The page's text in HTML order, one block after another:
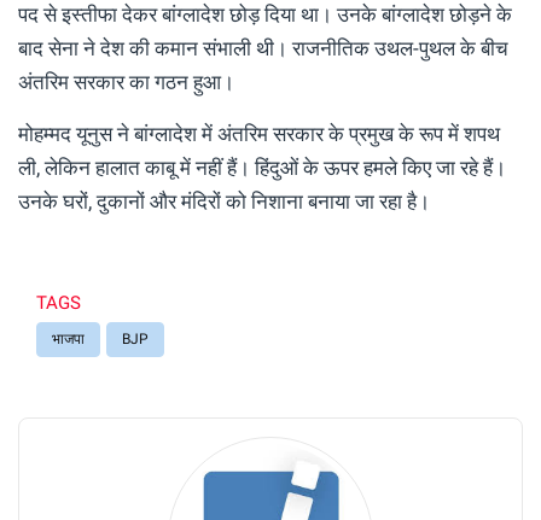
पद से इस्तीफा देकर बांग्लादेश छोड़ दिया था। उनके बांग्लादेश छोड़ने के
बाद सेना ने देश की कमान संभाली थी। राजनीतिक उथल-पुथल के बीच
अंतरिम सरकार का गठन हुआ।
मोहम्मद यूनुस ने बांग्लादेश में अंतरिम सरकार के प्रमुख के रूप में शपथ
ली, लेकिन हालात काबू में नहीं हैं। हिंदुओं के ऊपर हमले किए जा रहे हैं।
उनके घरों, दुकानों और मंदिरों को निशाना बनाया जा रहा है।
TAGS
भाजपा BJP